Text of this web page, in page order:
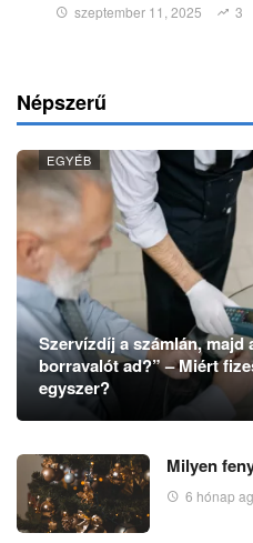
szeptember 11, 2025 3
Népszerű
EGYÉB
Szervízdíj a számlán,
borravalót ad?” – Miért
egyszer?
Milyen
6 hónap